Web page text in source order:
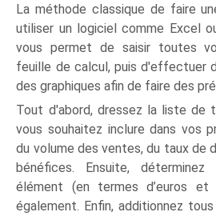
La méthode classique de faire
utiliser un logiciel comme Excel
vous permet de saisir toutes
feuille de calcul, puis d'effectuer
des graphiques afin de faire des
Tout d'abord, dressez la liste de
vous souhaitez inclure dans vos
du volume des ventes, du taux de
bénéfices. Ensuite,
élément (en termes d’euros
également. Enfin, additionnez